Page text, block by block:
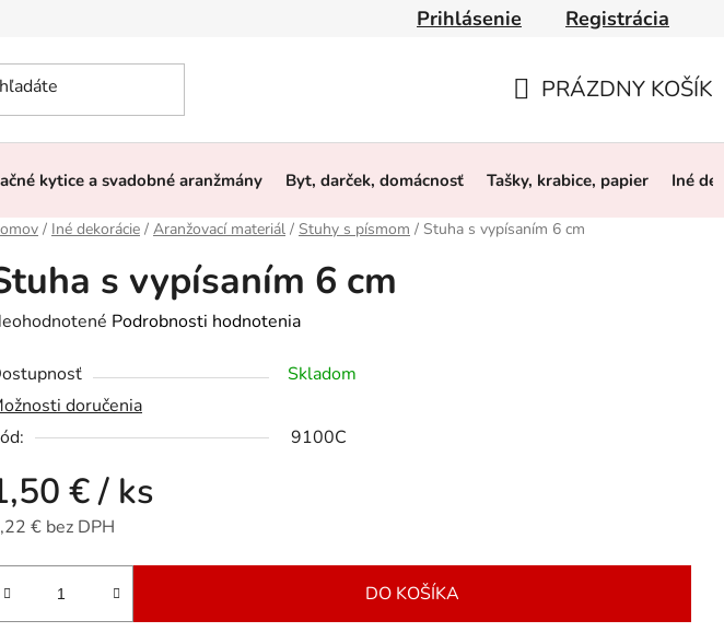
Obchodné podmienky Ochrana osobných údajov
Prihlásenie Registrácia
KOŠÍK
PRÁZDNY KOŠÍK
kytice a svadobné aranžmány Byt, darček, domácnosť Tašky, krabice, papier Iné
/ Iné dekorácie / Aranžovací materiál / Stuhy s písmom / Stuha s vypísaním 6 cm
s vypísaním 6 cm
Podrobnosti hodnotenia
Skladom
doručenia
9100C
€/ ks
€ bez DPH
cena:
DO KOŠÍKA